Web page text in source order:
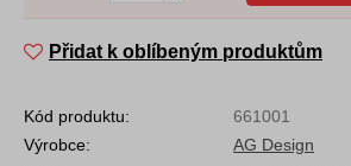
Přidat k oblíbeným produktům
Kód produktu:
661001
Výrobce:
AG Design